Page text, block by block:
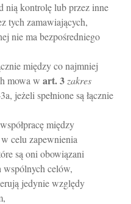
nią kontrolę lub przez inne
tych zamawiających,
nie ma bezpośredniego
między co najmniej
mowa w art.3 zakres
jeżeli spełnione są łącznie
między
celu zapewnienia
są oni obowiązani
celów,
jedynie względy